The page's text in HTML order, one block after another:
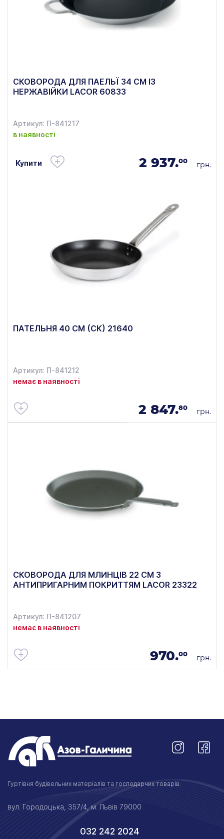
СКОВОРОДА ДЛЯ ПАЕЛЬЇ 34 СМ ІЗ
НЕРЖАВІЙКИ LACOR 60833
Артикул: П-841217
в наявності
Купити 2 937.00 грн.
ПАТЕЛЬНЯ 40 СМ (СК) 21640
Артикул: П-841212
немає в наявності
2 847.80 грн.
СКОВОРОДА ДЛЯ МЛИНЦІВ 22 СМ З
АНТИПРИГАРНИМ ПОКРИТТЯМ LACOR 23322
Артикул: П-841207
немає в наявності
970.00 грн.
Гуртівня будівельних матеріалів та господарчих товарів.
вул. Городоцька, 357/4, м. Львів 79000
032 242 2024